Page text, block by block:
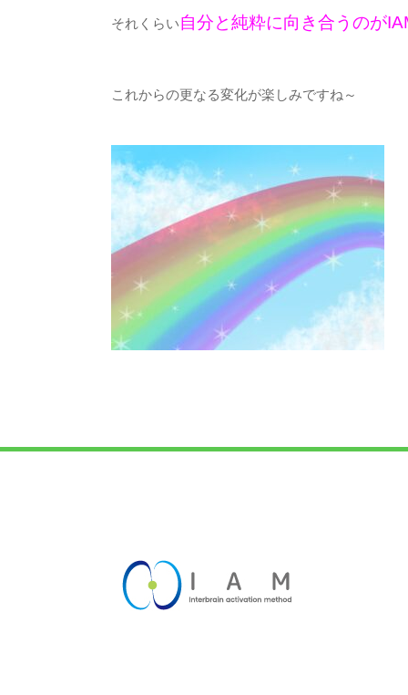
それくらい自分と純粋に向き合うのが
これからの更なる変化が楽しみですね～